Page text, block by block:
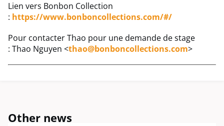
Lien vers Bonbon Collection
: https://www.bonboncollections.com/#/
Pour contacter Thao pour une demande de stage
: Thao Nguyen <thao@bonboncollections.com>
Other news